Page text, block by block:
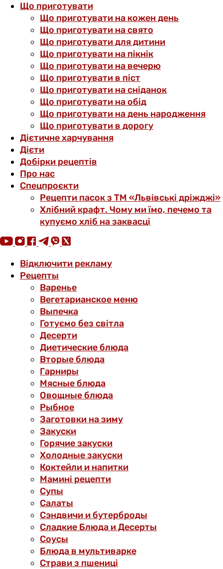
Що приготувати
Що приготувати на кожен день
Що приготувати на свято
Що приготувати для дитини
Що приготувати на пікнік
Що приготувати на вечерю
Що приготувати в піст
Що приготувати на сніданок
Що приготувати на обід
Що приготувати на день народження
Що приготувати в дорогу
Дієтичне харчування
Дієти
Добірки рецептів
Про нас
Спецпроєкти
Рецепти пасок з ТМ «Львівські дріжджі»
Хлібний крафт. Чому ми їмо, печемо та
купуємо хліб на заквасці
Відключити рекламу
Рецепты
Варенье
Вегетарианское меню
Выпечка
Готуємо без світла
Десерти
Диетические блюда
Вторые блюда
Гарниры
Мясные блюда
Овощные блюда
Рыбное
Заготовки на зиму
Закуски
Горячие закуски
Холодные закуски
Коктейли и напитки
Мамині рецепти
Супы
Салаты
Сэндвичи и бутерброды
Сладкие Блюда и Десерты
Соусы
Блюда в мультиварке
Страви з пшениці